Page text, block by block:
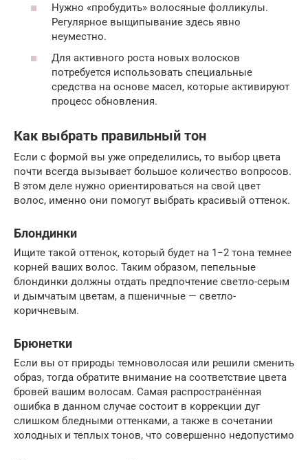
Нужно «пробудить» волосяные фолликулы.
Регулярное выщипывание здесь явно
неуместно.
Для активного роста новых волосков
потребуется использовать специальные
средства на основе масел, которые активируют
процесс обновления.
Как выбрать правильный тон
Если с формой вы уже определились, то выбор цвета
почти всегда вызывает большое количество вопросов.
В этом деле нужно ориентироваться на свой цвет
волос, именно они помогут выбрать красивый оттенок.
Блондинки
Ищите такой оттенок, который будет на 1−2 тона темнее
корней ваших волос. Таким образом, пепельные
блондинки должны отдать предпочтение светло-серым
и дымчатым цветам, а пшеничные — светло-
коричневым.
Брюнетки
Если вы от природы темноволосая или решили сменить
образ, тогда обратите внимание на соответствие цвета
бровей вашим волосам. Самая распространённая
ошибка в данном случае состоит в коррекции дуг
слишком бледными оттенками, а также в сочетании
холодных и теплых тонов, что совершенно недопустимо